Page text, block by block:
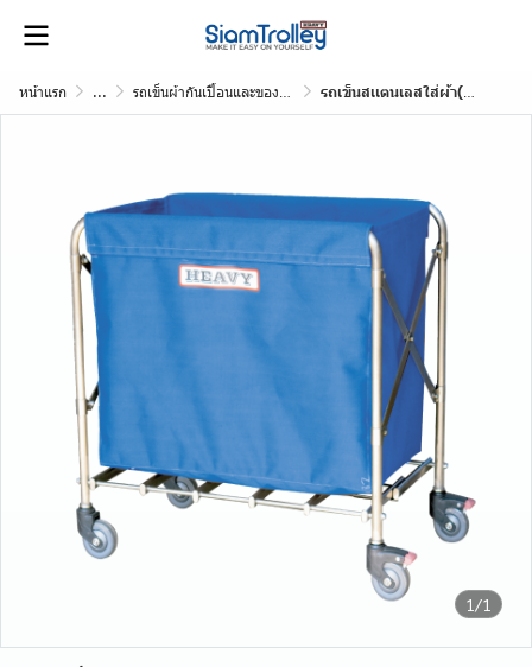
หน้าแรก ... รถเข็นผ้ากันเปื้อนและของติดเชื้อ รถเข็นสเเตนเลสใส่ผ้า(พับได้)พร้อมถุงผ้าแคนวาส 1 ใบ
1/1